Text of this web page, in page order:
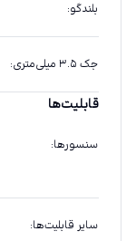
بلندگو:
جک ۳.۵ میلی‌متری :
قابلیت‌ها
سنسورها:
سایر قابلیت‌ها: